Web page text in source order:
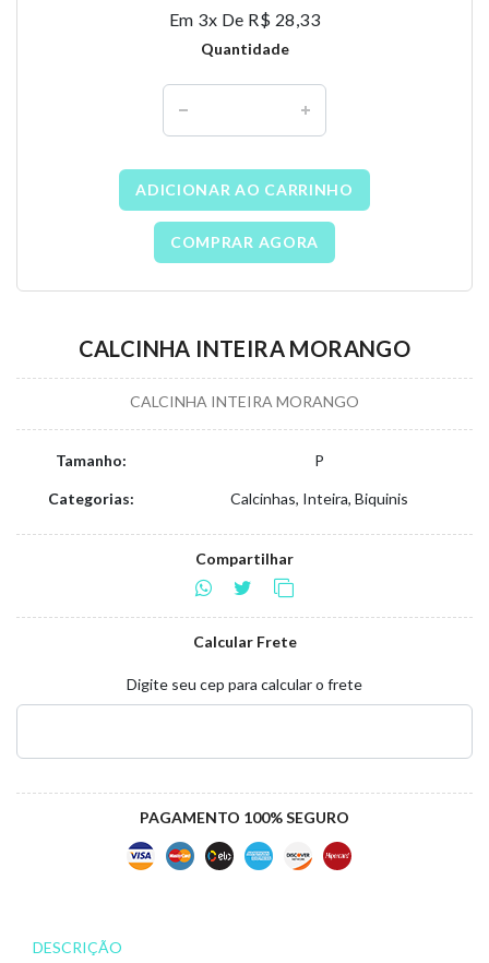
Em 3x De R$ 28,33
Quantidade
ADICIONAR AO CARRINHO
COMPRAR AGORA
CALCINHA INTEIRA MORANGO
CALCINHA INTEIRA MORANGO
Tamanho: P
Categorias: Calcinhas, Inteira, Biquinis
Compartilhar
Calcular Frete
Digite seu cep para calcular o frete
PAGAMENTO 100% SEGURO
DESCRIÇÃO